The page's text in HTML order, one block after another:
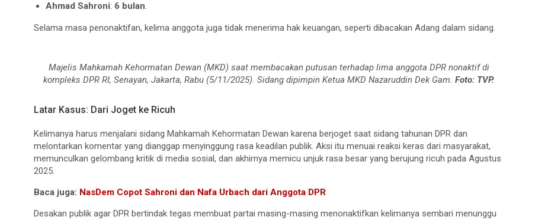
Ahmad Sahroni: 6 bulan.
Selama masa penonaktifan, kelima anggota juga tidak menerima hak keuangan, seperti dibacakan Adang dalam sidang.
Majelis Mahkamah Kehormatan Dewan (MKD) saat membacakan putusan terhadap lima anggota DPR nonaktif di
kompleks DPR RI, Senayan, Jakarta, Rabu (5/11/2025). Sidang dipimpin Ketua MKD Nazaruddin Dek Gam.Foto: TVP.
Latar Kasus: Dari Joget ke Ricuh
Kelimanya harus menjalani sidang Mahkamah Kehormatan Dewan karena berjoget saat sidang tahunan DPR dan
melontarkan komentar yang dianggap menyinggung rasa keadilan publik. Aksi itu menuai reaksi keras dari masyarakat,
memunculkan gelombang kritik di media sosial, dan akhirnya memicu unjuk rasa besar yang berujung ricuh pada Agustus
2025.
Baca juga: NasDem Copot Sahroni dan Nafa Urbach dari Anggota DPR
Desakan publik agar DPR bertindak tegas membuat partai masing-masing menonaktifkan kelimanya sembari menunggu